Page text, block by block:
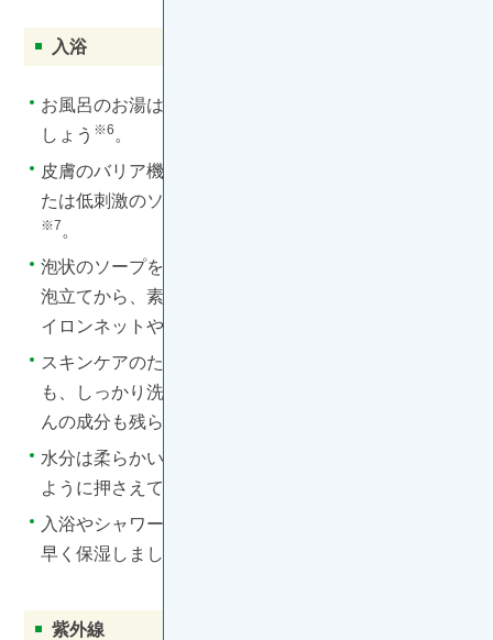
入浴
お風呂のお湯はぬるめにし
しょう ※6 。
皮膚のバリア機能をなるべく失わないよう、弱酸性ま
たは低刺激のソープやシャンプーを使用しましょう
※7 。
泡状のソープを使うか泡立て用のネットでしっかりと
泡立てから、素手で優しく洗うようにしましょう（ナ
イロンネットやタオルは使用しない）
スキンケアのため皮膚に塗った保湿剤や皮膚用のお薬
も、しっかり洗い流すよう注意しましょう
んの成分も残らないよう十分にすすいでください
水分は柔らかいガーゼやタオルを使用して、擦らない
ように押さえて拭うようにしましょう
入浴やシャワーのあとは乾燥を避けるため、なるべく
早く保湿しましょう
紫外線